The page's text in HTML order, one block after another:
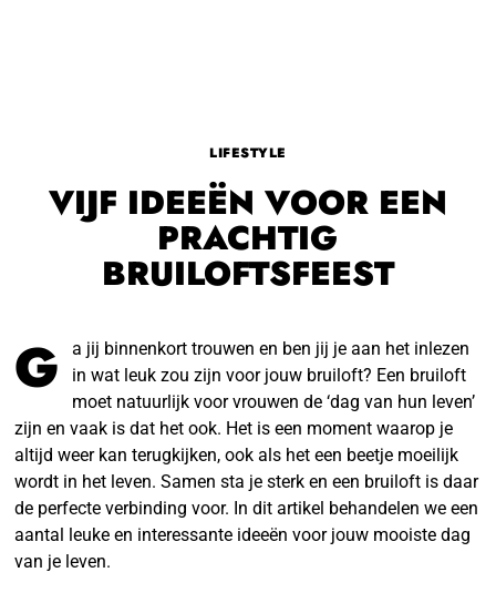
LIFESTYLE
VIJF IDEEËN VOOR EEN
PRACHTIG
BRUILOFTSFEEST
G
a jij binnenkort trouwen en ben jij je aan het inlezen
in wat leuk zou zijn voor jouw bruiloft? Een bruiloft
moet natuurlijk voor vrouwen de ‘dag van hun leven’
zijn en vaak is dat het ook. Het is een moment waarop je
altijd weer kan terugkijken, ook als het een beetje moeilijk
wordt in het leven. Samen sta je sterk en een bruiloft is daar
de perfecte verbinding voor. In dit artikel behandelen we een
aantal leuke en interessante ideeën voor jouw mooiste dag
van je leven.